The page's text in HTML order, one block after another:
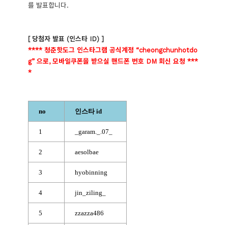
를 발표합니다.
[ 당첨자 발표 (인스타 ID) ]
**** 청춘핫도그 인스타그램 공식계정 “cheongchunhotdo
g” 으로, 모바일쿠폰을 받으실 핸드폰 번호 DM 회신 요청 ***
*
no 인스타 id
1 _garam._.07_
2 aesolbae
3 hyobinning
4 jin_ziling_
5 zzazza486